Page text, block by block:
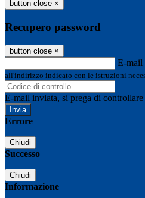
button close ×
Recupero password
button close ×
E-mail
all'indirizzo indicato con le istruzioni
E-mail inviata, si prega di
Errore
Chiudi
Successo
Chiudi
Informazione